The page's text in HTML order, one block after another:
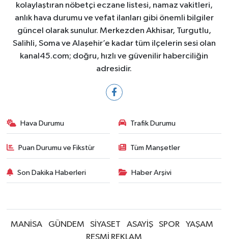
kolaylaştıran nöbetçi eczane listesi, namaz vakitleri,
anlık hava durumu ve vefat ilanları gibi önemli bilgiler
güncel olarak sunulur. Merkezden Akhisar, Turgutlu,
Salihli, Soma ve Alaşehir’e kadar tüm ilçelerin sesi olan
kanal45.com; doğru, hızlı ve güvenilir haberciliğin
adresidir.
Hava Durumu Trafik Durumu
Puan Durumu ve Fikstür Tüm Manşetler
Son Dakika Haberleri Haber Arşivi
MANİSA GÜNDEM SİYASET ASAYİŞ SPOR
YAŞAM
RESMİ REKLAM